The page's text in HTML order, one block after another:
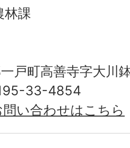
林課
戸町高善寺字大川
33-4854
い合わせはこちら